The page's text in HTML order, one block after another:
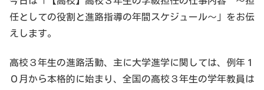
任としての役割と進路指導の年間スケジュール〜」をお伝
えします。
高校３年生の進路活動、主に大学進学に関しては、例年１
０月から本格的に始まり、全国の高校３年生の学年教員は